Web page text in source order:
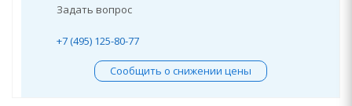
Задать вопрос
+7 (495) 125-80-77
Сообщить о снижении цены